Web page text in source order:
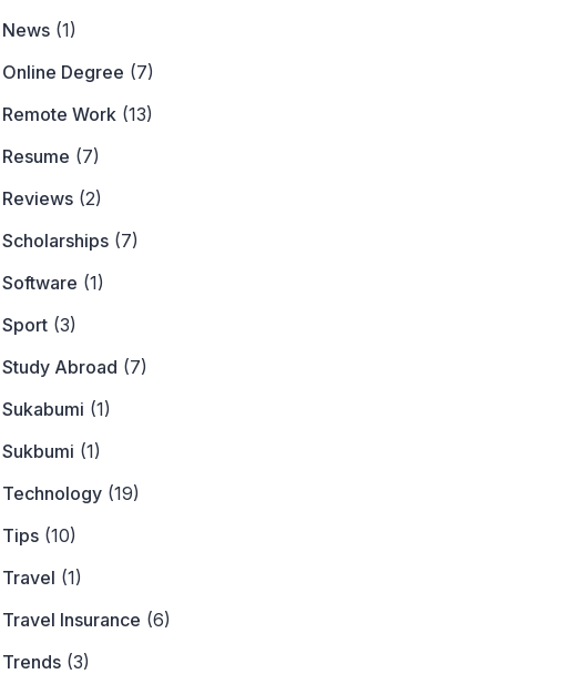
News (1)
Online Degree (7)
Remote Work (13)
Resume (7)
Reviews (2)
Scholarships (7)
Software (1)
Sport (3)
Study Abroad (7)
Sukabumi (1)
Sukbumi (1)
Technology (19)
Tips (10)
Travel (1)
Travel Insurance (6)
Trends (3)